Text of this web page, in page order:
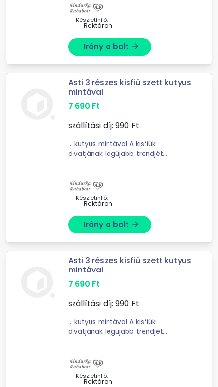
Magyarországról származik. Az
összeállításban található hosszú ...
Készletinfó:
Raktáron
Irány a bolt arrow_forward
Asti 3 részes kisfiú szett kutyus
mintával
7 690 Ft
szállítási díj: 990 Ft
... kutyus mintával A kisfiúk
divatjának legújabb trendjét
Magyarországról származik. Az
összeállításban található hosszú ...
Készletinfó:
Raktáron
Irány a bolt arrow_forward
Asti 3 részes kisfiú szett kutyus
mintával
7 690 Ft
szállítási díj: 990 Ft
... kutyus mintával A kisfiúk
divatjának legújabb trendjét
Magyarországról származik. Az
összeállításban található hosszú ...
Készletinfó:
Raktáron